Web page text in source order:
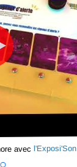
avecl'Exposi'Son